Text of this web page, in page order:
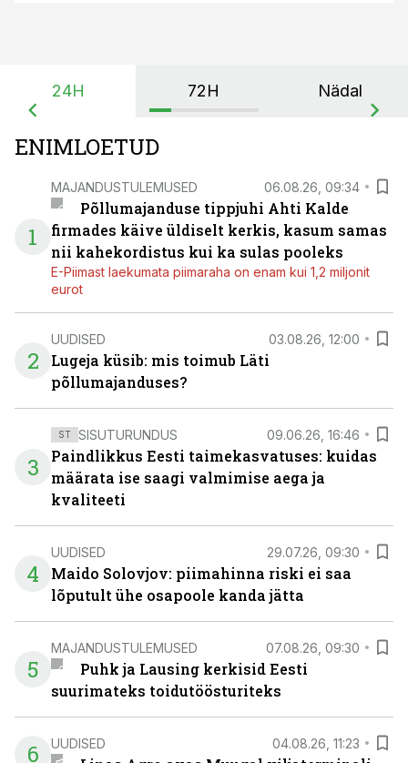
24H 72H Nädal
ENIMLOETUD
1
MAJANDUSTULEMUSED 06.08.26, 09:34
Põllumajanduse tippjuhi Ahti Kalde
firmades käive üldiselt kerkis, kasum samas
nii kahekordistus kui ka sulas pooleks
E-Piimast laekumata piimaraha on enam kui 1,2 miljonit
eurot
2
UUDISED 03.08.26, 12:00
Lugeja küsib: mis toimub Läti
põllumajanduses?
3
ST SISUTURUNDUS 09.06.26, 16:46
Paindlikkus Eesti taimekasvatuses: kuidas
määrata ise saagi valmimise aega ja
kvaliteeti
4
UUDISED 29.07.26, 09:30
Maido Solovjov: piimahinna riski ei saa
lõputult ühe osapoole kanda jätta
5
MAJANDUSTULEMUSED 07.08.26, 09:30
Puhk ja Lausing kerkisid Eesti
suurimateks toidutöösturiteks
6 UUDISED 04.08.26, 11:23